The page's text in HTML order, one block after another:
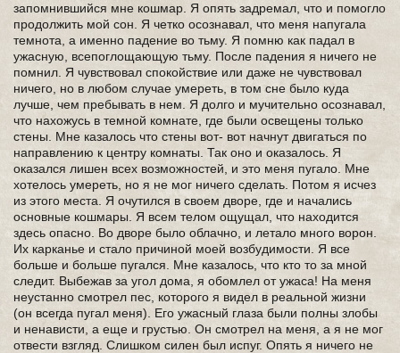
запомнившийся мне кошмар. Я опять задремал, что и помогло
продолжить мой сон. Я четко осознавал, что меня напугала
темнота, а именно падение во тьму. Я помню как падал в
ужасную, всепоглощающую тьму. После падения я ничего не
помнил. Я чувствовал спокойствие или даже не чувствовал
ничего, но в любом случае умереть, в том сне было куда
лучше, чем пребывать в нем. Я долго и мучительно осознавал,
что нахожусь в темной комнате, где были освещены только
стены. Мне казалось что стены вот- вот начнут двигаться по
направлению к центру комнаты. Так оно и оказалось. Я
оказался лишен всех возможностей, и это меня пугало. Мне
хотелось умереть, но я не мог ничего сделать. Потом я исчез
из этого места. Я очутился в своем дворе, где и начались
основные кошмары. Я всем телом ощущал, что находится
здесь опасно. Во дворе было облачно, и летало много ворон.
Их карканье и стало причиной моей возбудимости. Я все
больше и больше пугался. Мне казалось, что кто то за мной
следит. Выбежав за угол дома, я обомлел от ужаса! На меня
неустанно смотрел пес, которого я видел в реальной жизни
(он всегда пугал меня). Его ужасный глаза были полны злобы
и ненависти, а еще и грустью. Он смотрел на меня, а я не мог
отвести взгляд. Слишком силен был испуг. Опять я ничего не